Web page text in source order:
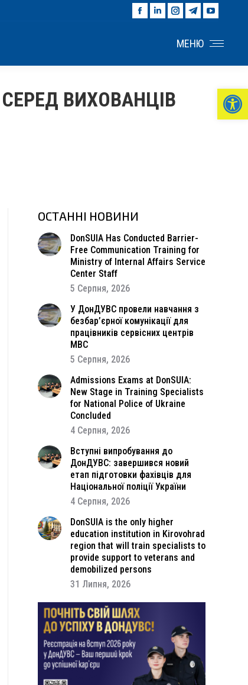
FacebookLinkedin
opens
Instagram
opens
window
Telegram
opens
window
opens
МЕНЮ
ВИХОВАНЦІВ
ОСТАННІ НОВИНИ
DonSUIA Has Conducted Barrier-
Free Communication Training for
Ministry of Internal Affairs Service
Center Staff
5 Серпня, 2026
У ДонДУВС провели навчання з
безбар’єрної комунікації для
працівників сервісних центрів
МВС
5 Серпня, 2026
Admissions Exams at DonSUIA:
New Stage in Training Specialists
for National Police of Ukraine
Concluded
4 Серпня, 2026
Вступні випробування до
ДонДУВС: завершився новий
етап підготовки фахівців для
Національної поліції України
4 Серпня, 2026
DonSUIA is the only higher
education institution in Kirovohrad
region that will train specialists to
provide support to veterans and
demobilized persons
31 Липня, 2026